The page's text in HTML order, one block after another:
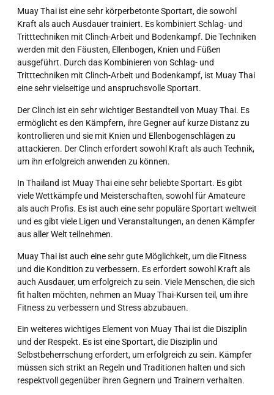
Muay Thai ist eine sehr körperbetonte Sportart, die sowohl
Kraft als auch Ausdauer trainiert. Es kombiniert Schlag- und
Tritttechniken mit Clinch-Arbeit und Bodenkampf. Die Techniken
werden mit den Fäusten, Ellenbogen, Knien und Füßen
ausgeführt. Durch das Kombinieren von Schlag- und
Tritttechniken mit Clinch-Arbeit und Bodenkampf, ist Muay Thai
eine sehr vielseitige und anspruchsvolle Sportart.
Der Clinch ist ein sehr wichtiger Bestandteil von Muay Thai. Es
ermöglicht es den Kämpfern, ihre Gegner auf kurze Distanz zu
kontrollieren und sie mit Knien und Ellenbogenschlägen zu
attackieren. Der Clinch erfordert sowohl Kraft als auch Technik,
um ihn erfolgreich anwenden zu können.
In Thailand ist Muay Thai eine sehr beliebte Sportart. Es gibt
viele Wettkämpfe und Meisterschaften, sowohl für Amateure
als auch Profis. Es ist auch eine sehr populäre Sportart weltweit
und es gibt viele Ligen und Veranstaltungen, an denen Kämpfer
aus aller Welt teilnehmen.
Muay Thai ist auch eine sehr gute Möglichkeit, um die Fitness
und die Kondition zu verbessern. Es erfordert sowohl Kraft als
auch Ausdauer, um erfolgreich zu sein. Viele Menschen, die sich
fit halten möchten, nehmen an Muay Thai-Kursen teil, um ihre
Fitness zu verbessern und Stress abzubauen.
Ein weiteres wichtiges Element von Muay Thai ist die Disziplin
und der Respekt. Es ist eine Sportart, die Disziplin und
Selbstbeherrschung erfordert, um erfolgreich zu sein. Kämpfer
müssen sich strikt an Regeln und Traditionen halten und sich
respektvoll gegenüber ihren Gegnern und Trainern verhalten.